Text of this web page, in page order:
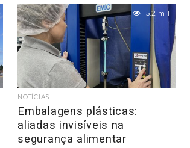
5.2 mil
NOTÍCIAS
Embalagens plásticas:
aliadas invisíveis na
segurança alimentar